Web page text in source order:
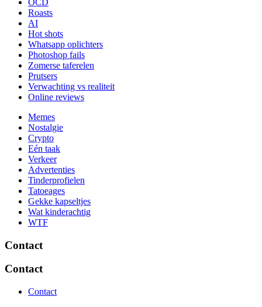
OCD
Roasts
AI
Hot shots
Whatsapp oplichters
Photoshop fails
Zomerse taferelen
Prutsers
Verwachting vs realiteit
Online reviews
Memes
Nostalgie
Crypto
Eén taak
Verkeer
Advertenties
Tinderprofielen
Tatoeages
Gekke kapseltjes
Wat kinderachtig
WTF
Contact
Contact
Contact